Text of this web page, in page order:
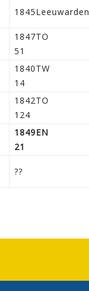
1845Leeuwarden
1847TO
51
1840TW
14
1842TO
124
1849EN
21
??